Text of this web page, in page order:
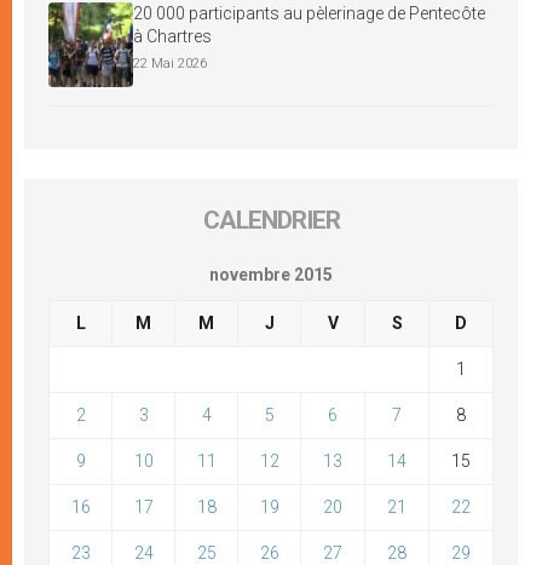
20 000 participants au pèlerinage de Pentecôte
à Chartres
22 Mai 2026
CALENDRIER
novembre 2015
L M M J V S D
1
2 3 4 5 6 7 8
9 10 11 12 13 14 15
16 17 18 19 20 21 22
23 24 25 26 27 28 29